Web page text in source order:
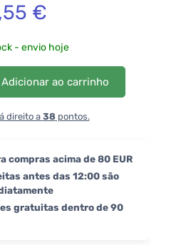
€
- envio hoje
Adicionar ao carrinho
direito a38pontos.
compras acima de 80 EUR
antes das 12:00 são
gratuitas dentro de 90